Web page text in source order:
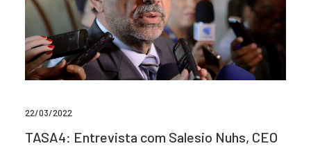
22/03/2022
TASA4: Entrevista com Salesio Nuhs, CEO